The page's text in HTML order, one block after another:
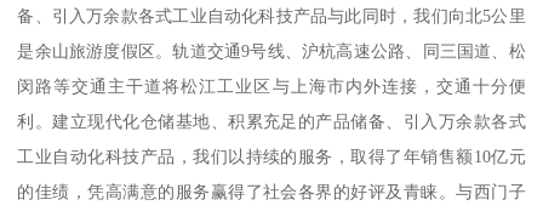
备、引入万余款各式工业自动化科技产品与此同时，我们向北5公里
是余山旅游度假区。轨道交通9号线、沪杭高速公路、同三国道、松
闵路等交通主干道将松江工业区与上海市内外连接，交通十分便
利。建立现代化仓储基地、积累充足的产品储备、引入万余款各式
工业自动化科技产品，我们以持续的服务，取得了年销售额10亿元
的佳绩，凭高满意的服务赢得了社会各界的好评及青睐。与西门子